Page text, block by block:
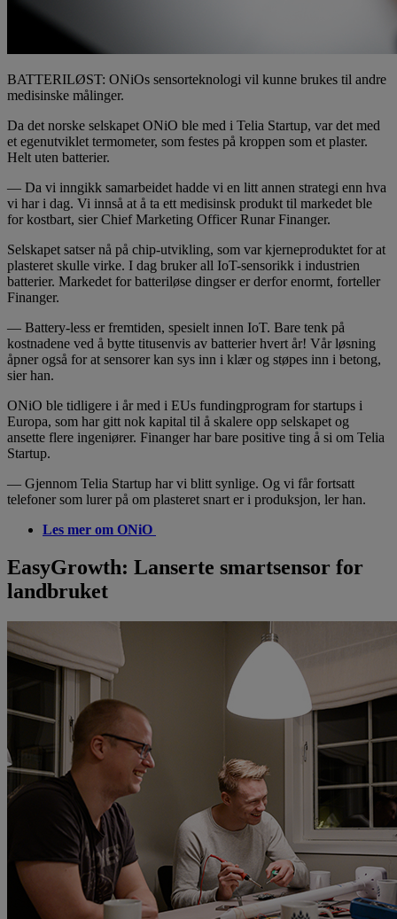
BATTERILØST: ONiOs sensorteknologi vil kunne brukes til andre
medisinske målinger.
Da det norske selskapet ONiO ble med i Telia Startup, var det med
et egenutviklet termometer, som festes på kroppen som et plaster.
Helt uten batterier.
— Da vi inngikk samarbeidet hadde vi en litt annen strategi enn hva
vi har i dag. Vi innså at å ta ett medisinsk produkt til markedet ble
for kostbart, sier Chief Marketing Officer Runar Finanger.
Selskapet satser nå på chip-utvikling, som var kjerneproduktet for at
plasteret skulle virke. I dag bruker all IoT-sensorikk i industrien
batterier. Markedet for batteriløse dingser er derfor enormt, forteller
Finanger.
— Battery-less er fremtiden, spesielt innen IoT. Bare tenk på
kostnadene ved å bytte titusenvis av batterier hvert år! Vår løsning
åpner også for at sensorer kan sys inn i klær og støpes inn i betong,
sier han.
ONiO ble tidligere i år med i EUs fundingprogram for startups i
Europa, som har gitt nok kapital til å skalere opp selskapet og
ansette flere ingeniører. Finanger har bare positive ting å si om Telia
Startup.
— Gjennom Telia Startup har vi blitt synlige. Og vi får fortsatt
telefoner som lurer på om plasteret snart er i produksjon, ler han.
Les mer om ONiO
EasyGrowth: Lanserte smartsensor for
landbruket